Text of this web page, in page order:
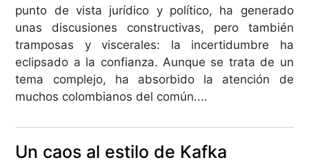
punto de vista jurídico y político, ha generado
unas discusiones constructivas, pero también
tramposas y viscerales: la incertidumbre ha
eclipsado a la confianza. Aunque se trata de un
tema complejo, ha absorbido la atención de
muchos colombianos del común....
Un caos al estilo de Kafka